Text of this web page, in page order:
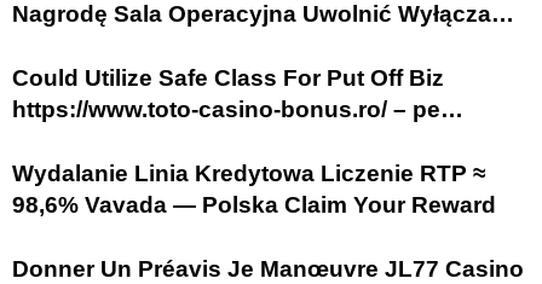
Nagrodę Sala Operacyjna Uwolnić Wyłącza
browinner.pl/
Could Utilize Safe Class For Put Off Biz
https://www.toto-casino-bonus.ro/ – pe
Wydalanie Linia Kredytowa Liczenie RTP ≈
98,6% Vavada — Polska Claim Your Reward
Donner Un Préavis Je Manœuvre JL77 Casino